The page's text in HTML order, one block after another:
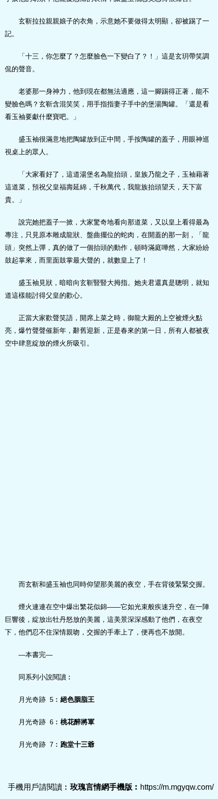
玄靳拉拉親親娘子的衣角，示意她不要做得太明顯，卻被踢了一
記。
「十三，你怎麼了？怎麼臉色一下變白了？！」這是玄玥帶笑調
侃的聲音。
老婆那一身神力，他到現在都無法適應，這一腳踢得正著，能不
變臉色嗎？玄靳含混笑笑，用手指指妻子手中的堡湯陶罐。「還是看
看玉袖要獻什麼寶吧。」
盛玉袖很滿意地把陶罐放到正中間，手按陶罐的蓋子，用眼神巡
視桌上的眾人。
「大家看好了，這道湯堡名為龍抬頭，皇族乃龍之子，玉袖藉著
這道菜，預祝父皇福壽延綿，千秋萬代，我龍族抬頭望天，天下富
貴。」
說完她把蓋子一掀，大家驚奇地看向那道菜，又以皇上看得最為
專注，只見原本雕成龍狀、盤曲擺位的蛇肉，在開蓋的那一刻，「龍
頭」突然上彈，真的做了一個抬頭的動作，頓時滿庭嘩然，大家紛紛
鼓起掌來，而里面鼓掌最大聲的，就數皇上了！
盛玉袖見狀，暗暗向玄靳豎豎大拇指。她夫君還真是聰明，就知
道這樣能討得父皇的歡心。
正當大家歡聲笑語，開席上菜之時，御龍大殿的上空被煙火點
亮，爆竹聲聲催新年，辭舊迎新，正是春來的第一日，所有人都被夜
空中肆意綻放的煙火所吸引。
而玄靳和盛玉袖也同時仰望那美麗的夜空，手在背後緊緊交握。
煙火連連在空中爆出繁花似錦——它如光束般疾速升空，在一陣
巨響後，綻放出牡丹怒放的美麗，這美景深深感動了他們，在夜空
下，他們忍不住深情親吻，交握的手牽上了，便再也不放開。
—本書完—
同系列小說閱讀︰
月光奇跡 5︰ 絕色胭脂王
月光奇跡 6︰ 桃花醉將軍
月光奇跡 7︰ 跑堂十三爺
手機用戶請閱讀︰ 玫瑰言情網手機版︰ https://m.mgyqw.com/